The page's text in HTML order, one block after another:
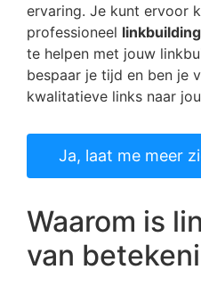
ervaring. Je kunt ervoor
professioneel
te helpen met jouw
bespaar je tijd en ben je
kwalitatieve links naar
Ja, laat me meer
Waarom is
van